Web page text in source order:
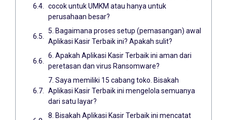
cocok untuk UMKM atau hanya untuk
perusahaan besar?
5. Bagaimana proses setup (pemasangan) awal
Aplikasi Kasir Terbaik ini? Apakah sulit?
6. Apakah Aplikasi Kasir Terbaik ini aman dari
peretasan dan virus Ransomware?
7. Saya memiliki 15 cabang toko. Bisakah
Aplikasi Kasir Terbaik ini mengelola semuanya
dari satu layar?
8. Bisakah Aplikasi Kasir Terbaik ini mencatat